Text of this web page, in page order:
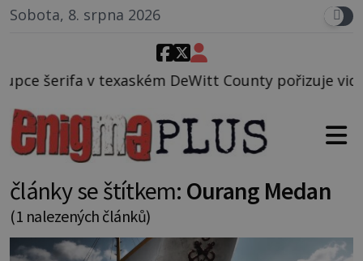
Sobota, 8. srpna 2026
DeWitt County pořizuje video, na kterém
články se štítkem: Ourang Medan
(1 nalezených článků)